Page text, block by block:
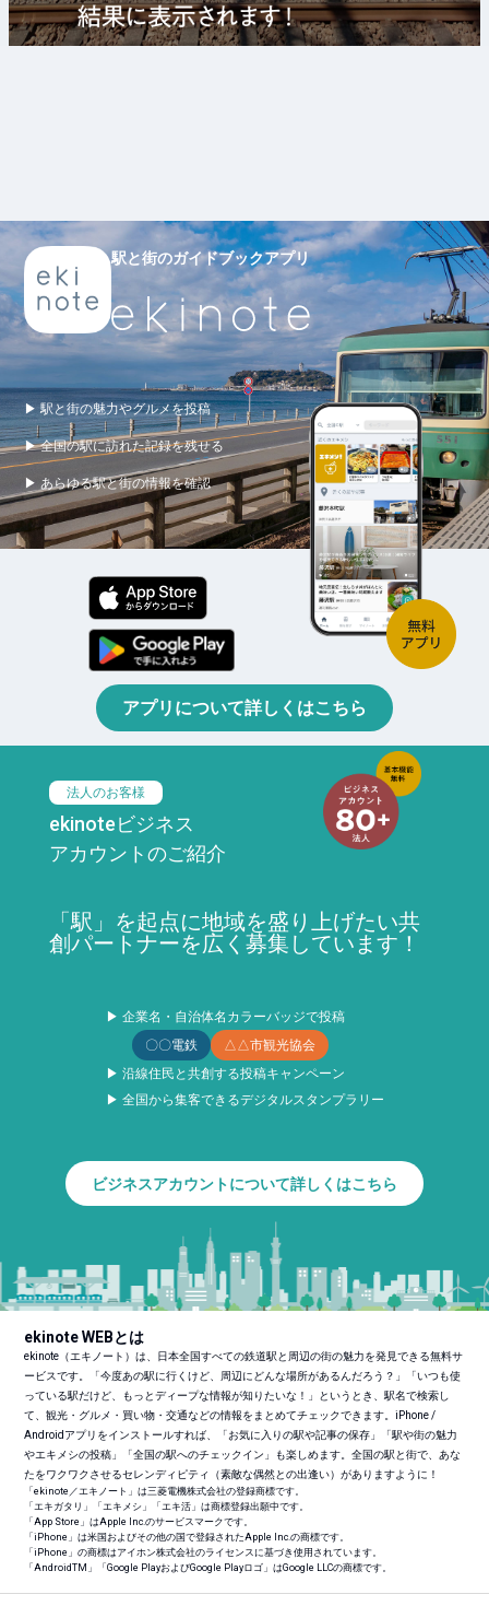
駅と街のガイドブックアプリ
▶ 駅と街の魅力やグルメを投稿
▶ 全国の駅に訪れた記録を残せる
▶ あらゆる駅と街の情報を確認
アプリについて詳しくはこちら
法人のお客様
ekinoteビジネス
アカウントのご紹介
「駅」を起点に地域を盛り上げたい共
創パートナーを広く募集しています！
▶ 企業名・自治体名カラーバッジで投稿
〇〇電鉄
△△市観光協会
▶ 沿線住民と共創する投稿キャンペーン
▶ 全国から集客できるデジタルスタンプラリー
ビジネスアカウントについて詳しくはこちら
ekinote WEBとは
ekinote（エキノート）は、日本全国すべての鉄道駅と周辺の街の魅力を発見できる無料サ
ービスです。「今度あの駅に行くけど、周辺にどんな場所があるんだろう？」「いつも使
っている駅だけど、もっとディープな情報が知りたいな！」というとき、駅名で検索し
て、観光・グルメ・買い物・交通などの情報をまとめてチェックできます。iPhone /
Androidアプリをインストールすれば、「お気に入りの駅や記事の保存」「駅や街の魅力
やエキメシの投稿」「全国の駅へのチェックイン」も楽しめます。全国の駅と街で、あな
たをワクワクさせるセレンディピティ（素敵な偶然との出逢い）がありますように！
「ekinote／エキノート」は三菱電機株式会社の登録商標です。
「エキガタリ」「エキメシ」「エキ活」は商標登録出願中です。
「App Store」はApple Inc.のサービスマークです。
「iPhone」は米国およびその他の国で登録されたApple Inc.の商標です。
「iPhone」の商標はアイホン株式会社のライセンスに基づき使用されています。
「AndroidTM 」「Google PlayおよびGoogle Playロゴ」はGoogle LLCの商標です。